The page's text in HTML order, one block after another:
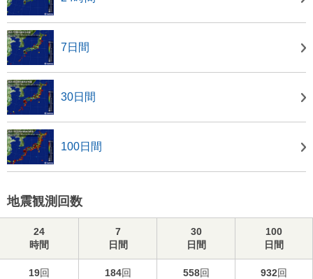
7日間
30日間
100日間
地震観測回数
24
時間
7
日間
30
日間
100
日間
19回 184回 558回 932回